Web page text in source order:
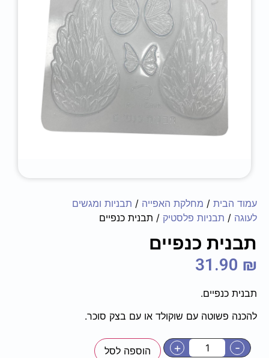
שקית 10 בלונים פסטל - מנטה
8.90₪
עמוד הבית / מחלקת האפייה / תבניות ומגשים
לעוגה / תבניות פלסטיק / תבנית כנפיים
תבנית כנפיים
31.90 ₪
תבנית כנפיים.
להכנה פשוטה עם שוקולד או עם בצק סוכר.
-
+ הוספה לסל